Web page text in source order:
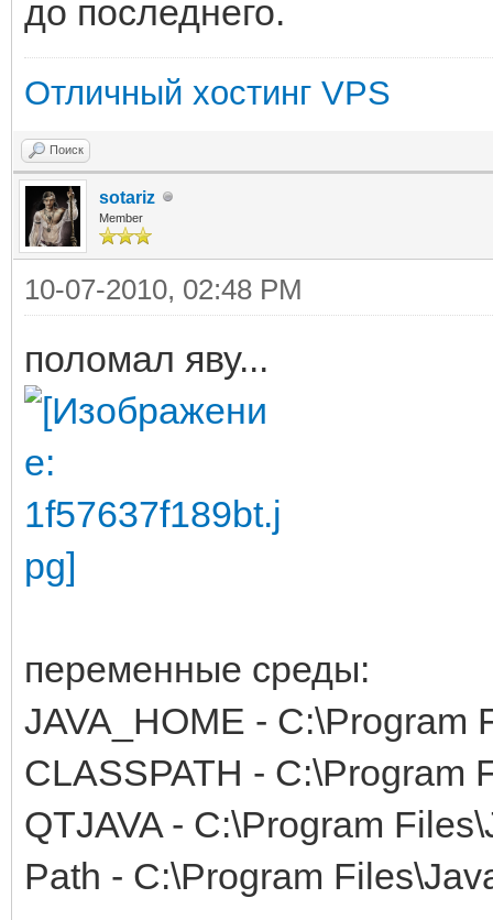
list'
at
tance0(Native Method)
at
at
wInstance(Unknown
at
at
409)
at
at
до последнего.
Отличный хостинг VPS
Поиск
sotariz
Member
10-07-2010, 02:48 PM
поломал яву...
переменные среды:
JAVA_HOME - C:\Program
CLASSPATH - C:\Program
QTJAVA - C:\Program
Path - C:\Program